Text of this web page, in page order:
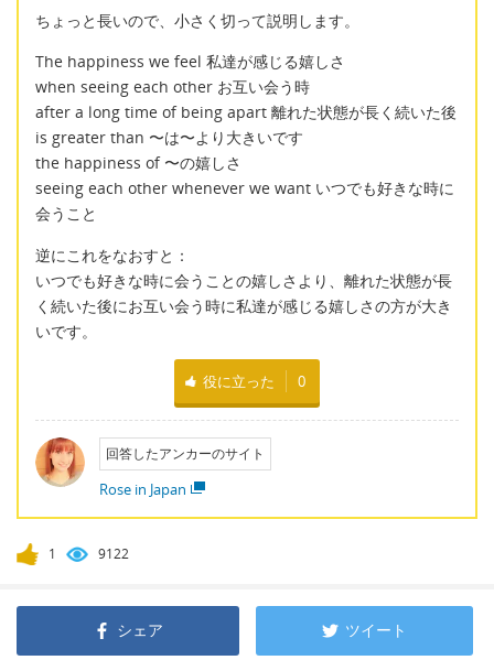
ちょっと長いので、小さく切って説明します。
The happiness we feel 私達が感じる嬉しさ
when seeing each other お互い会う時
after a long time of being apart 離れた状態が長く続いた後
is greater than 〜は〜より大きいです
the happiness of 〜の嬉しさ
seeing each other whenever we want いつでも好きな時に
会うこと
逆にこれをなおすと：
いつでも好きな時に会うことの嬉しさより、離れた状態が長
く続いた後にお互い会う時に私達が感じる嬉しさの方が大き
いです。
役に立った 0
回答したアンカーのサイト
Rose in Japan
1 9122
シェア ツイート